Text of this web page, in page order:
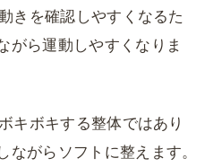
きを確認しやすくなるた
がら運動しやすくなりま
キボキする整体ではあり
がらソフトに整えます。